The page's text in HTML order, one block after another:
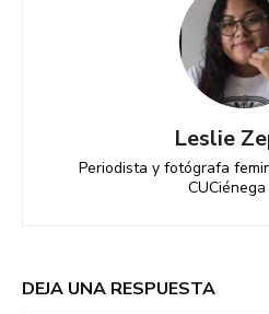
Leslie
Periodista y fotógrafa
CUCiénega
DEJA UNA RESPUESTA